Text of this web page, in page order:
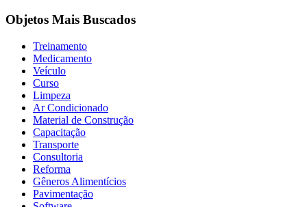
Objetos Mais Buscados
Treinamento
Medicamento
Veículo
Curso
Limpeza
Ar Condicionado
Material de Construção
Capacitação
Transporte
Consultoria
Reforma
Gêneros Alimentícios
Pavimentação